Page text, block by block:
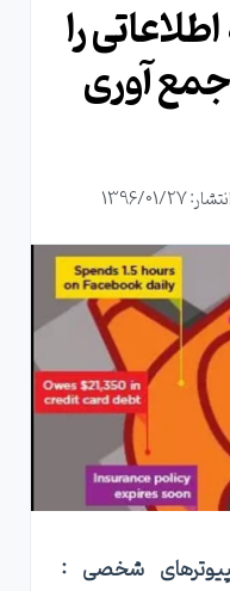
را
آوری
1396/01/27
شخصی :